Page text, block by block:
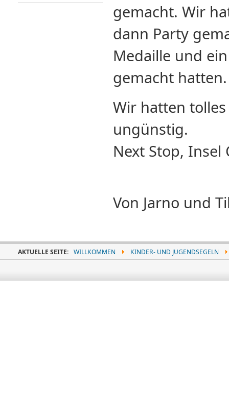
gemacht. Wir
dann Party
Medaille und
gemacht hatten.
Wir hatten
ungünstig.
Next Stop, Insel
Von Jarno und
AKTUELLE SEITE: WILLKOMMEN KINDER- UND JUGENDSEGELN